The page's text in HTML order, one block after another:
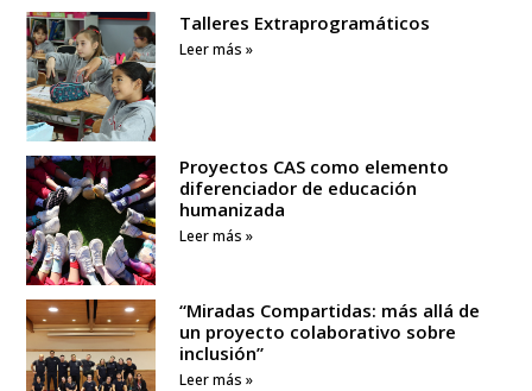
Talleres Extraprogramáticos
Leer más »
Proyectos CAS como elemento
diferenciador de educación
humanizada
Leer más »
“Miradas Compartidas: más allá de
un proyecto colaborativo sobre
inclusión”
Leer más »